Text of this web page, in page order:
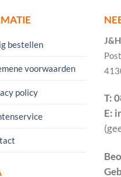
bestellen
voorwaarden
policy
T:
E: